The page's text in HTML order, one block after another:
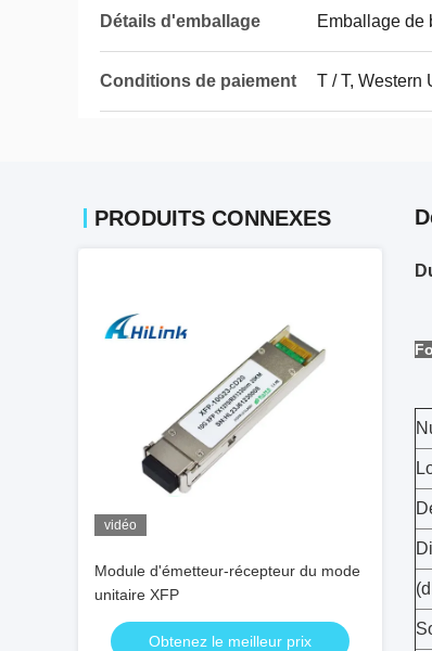
Détails d'emballage Emballage de
Conditions de paiement T / T, Western
PRODUITS CONNEXES
vidéo
Module d'émetteur-récepteur du mode
unitaire XFP
Obtenez le meilleur prix